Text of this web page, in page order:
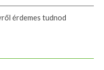
érdemes tudnod